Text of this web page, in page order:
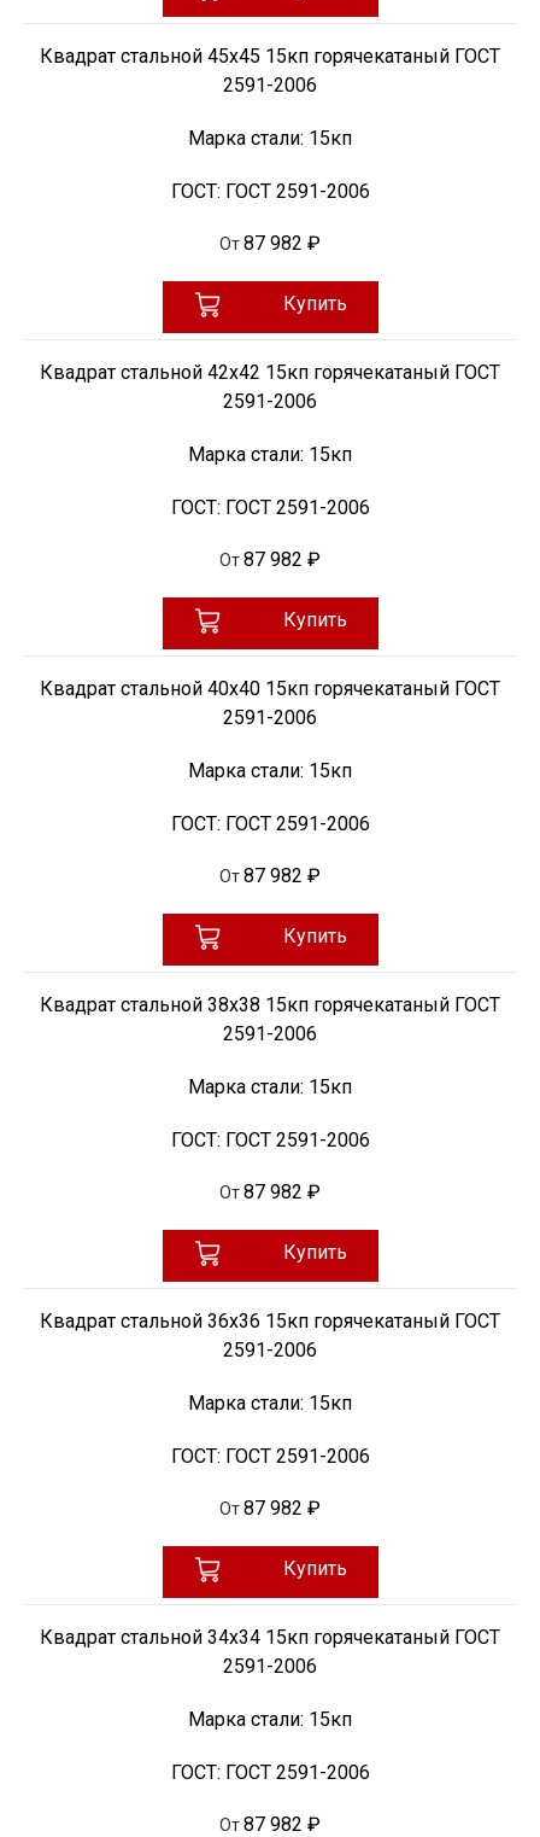
Квадрат стальной 45х45 15кп горячекатаный ГОСТ
2591-2006
Марка стали: 15кп
ГОСТ: ГОСТ 2591-2006
От87 982 ₽
Купить
Квадрат стальной 42х42 15кп горячекатаный ГОСТ
2591-2006
Марка стали: 15кп
ГОСТ: ГОСТ 2591-2006
От87 982 ₽
Купить
Квадрат стальной 40х40 15кп горячекатаный ГОСТ
2591-2006
Марка стали: 15кп
ГОСТ: ГОСТ 2591-2006
От87 982 ₽
Купить
Квадрат стальной 38х38 15кп горячекатаный ГОСТ
2591-2006
Марка стали: 15кп
ГОСТ: ГОСТ 2591-2006
От87 982 ₽
Купить
Квадрат стальной 36х36 15кп горячекатаный ГОСТ
2591-2006
Марка стали: 15кп
ГОСТ: ГОСТ 2591-2006
От87 982 ₽
Купить
Квадрат стальной 34х34 15кп горячекатаный ГОСТ
2591-2006
Марка стали: 15кп
ГОСТ: ГОСТ 2591-2006
От87 982 ₽